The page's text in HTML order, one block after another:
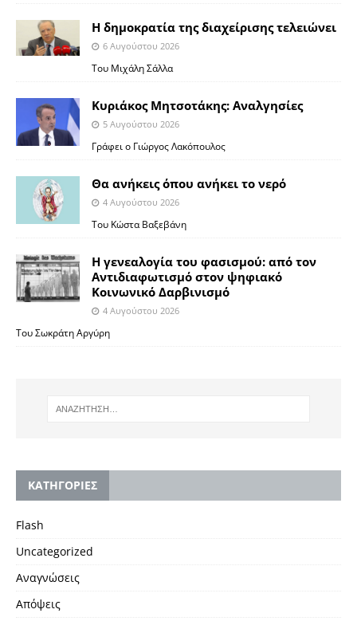
Η δημοκρατία της διαχείρισης τελειώνει
6 Αυγούστου 2026
Του Μιχάλη Σάλλα
Κυριάκος Μητσοτάκης: Αναλγησίες
5 Αυγούστου 2026
Γράφει ο Γιώργος Λακόπουλος
Θα ανήκεις όπου ανήκει το νερό
4 Αυγούστου 2026
Του Κώστα Βαξεβάνη
Η γενεαλογία του φασισμού: από τον
Αντιδιαφωτισμό στον ψηφιακό
Κοινωνικό Δαρβινισμό
4 Αυγούστου 2026
Του Σωκράτη Αργύρη
KΑΤΗΓΟΡΙΕΣ
Flash
Uncategorized
Αναγνώσεις
Απόψεις